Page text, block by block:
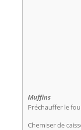
Muffins
Préchauffer le
Chemiser de